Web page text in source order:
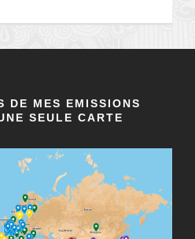
DE MES EMISSIONS
SEULE CARTE